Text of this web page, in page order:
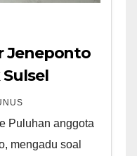
Jeneponto
Puluhan anggota
mengadu soal